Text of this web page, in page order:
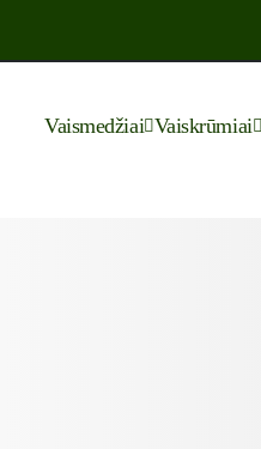
Vaismedžiai Vaiskrūmiai